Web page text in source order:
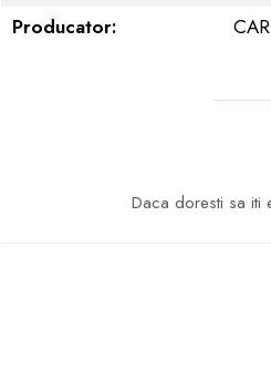
Producator:
Daca doresti sa iti